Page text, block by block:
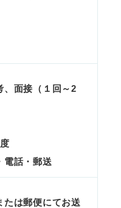
、面接（１回～2
電話・郵送
たは郵便にてお送